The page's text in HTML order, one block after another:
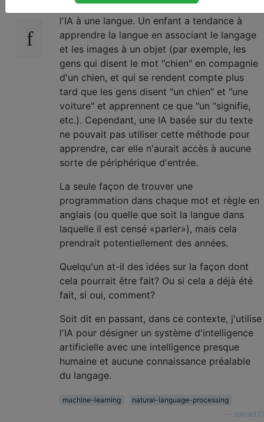
pouvais pas penser à une façon d'apprendre
l'IA à une langue. Un enfant a tendance à
apprendre la langue en associant le langage
et les images à un objet (par exemple, les
gens qui disent le mot "chien" en compagnie
d'un chien, et qui se rendent compte plus
tard que les gens disent "un chien" et "une
voiture" et apprennent ce que "un "signifie,
etc.). Cependant, une IA basée sur du texte
ne pouvait pas utiliser cette méthode pour
apprendre, car elle n'aurait accès à aucune
sorte de périphérique d'entrée.
La seule façon de trouver une
programmation dans chaque mot et règle en
anglais (ou quelle que soit la langue dans
laquelle il est censé «parler»), mais cela
prendrait potentiellement des années.
Quelqu'un at-il des idées sur la façon dont
cela pourrait être fait? Ou si cela a déjà été
fait, si oui, comment?
Soit dit en passant, dans ce contexte, j'utilise
l'IA pour désigner un système d'intelligence
artificielle avec une intelligence presque
humaine et aucune connaissance préalable
du langage.
machine-learning
natural-language-processing
sonrad10